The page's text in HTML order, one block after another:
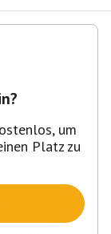
um
Platz zu